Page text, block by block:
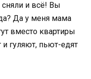
и всё! Вы
Да у меня мама
вместо квартиры
и гуляют, пьют-едят